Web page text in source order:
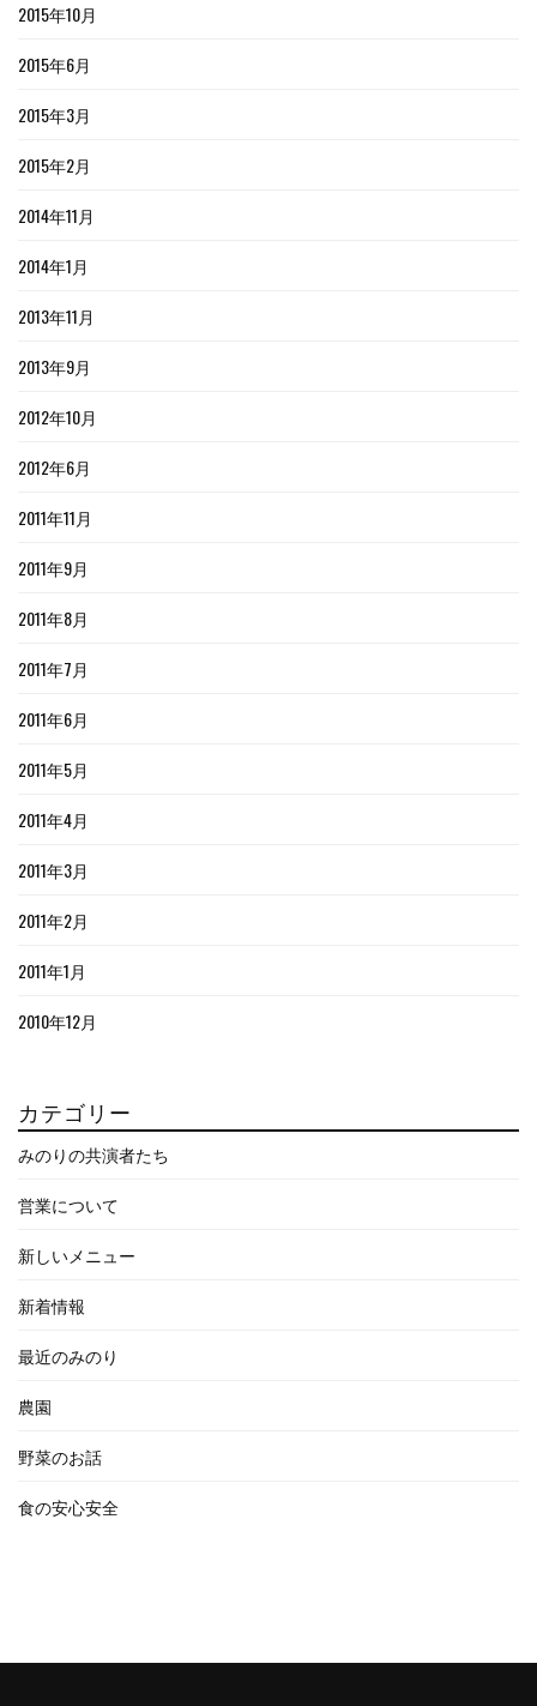
2015年10月
2015年6月
2015年3月
2015年2月
2014年11月
2014年1月
2013年11月
2013年9月
2012年10月
2012年6月
2011年11月
2011年9月
2011年8月
2011年7月
2011年6月
2011年5月
2011年4月
2011年3月
2011年2月
2011年1月
2010年12月
カテゴリー
みのりの共演者たち
営業について
新しいメニュー
新着情報
最近のみのり
農園
野菜のお話
食の安心安全